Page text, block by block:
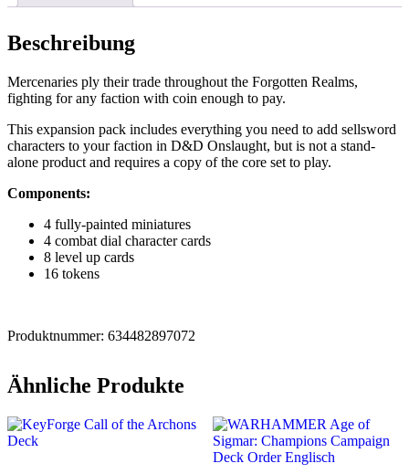
Englisch
Menge
Beschreibung
Mercenaries ply their trade throughout the Forgotten Realms,
fighting for any faction with coin enough to pay.
This expansion pack includes everything you need to add sellsword
characters to your faction in D&D Onslaught, but is not a stand-
alone product and requires a copy of the core set to play.
Components:
4 fully-painted miniatures
4 combat dial character cards
8 level up cards
16 tokens
Produktnummer: 634482897072
Ähnliche Produkte